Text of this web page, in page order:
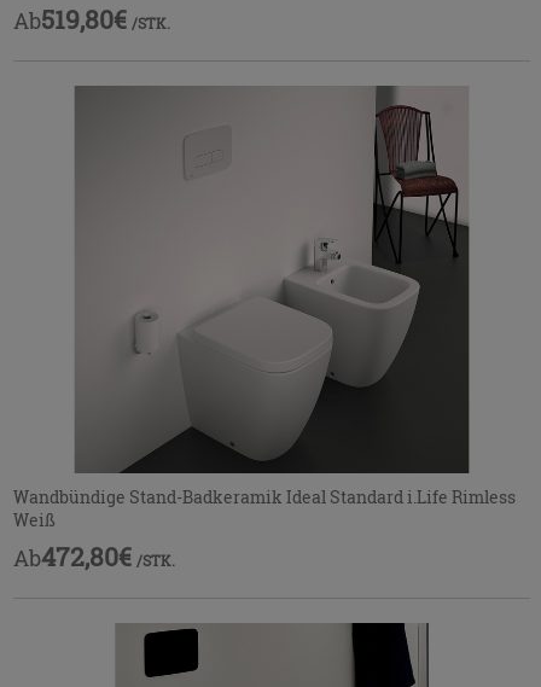
Ab519,80€ /STK.
Wandbündige Stand-Badkeramik Ideal Standard i.Life Rimless
Weiß
Ab472,80€ /STK.